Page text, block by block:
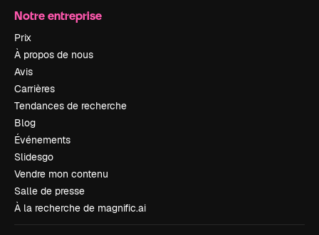
Notre entreprise
Prix
À propos de nous
Avis
Carrières
Tendances de recherche
Blog
Événements
Slidesgo
Vendre mon contenu
Salle de presse
À la recherche de magnific.ai